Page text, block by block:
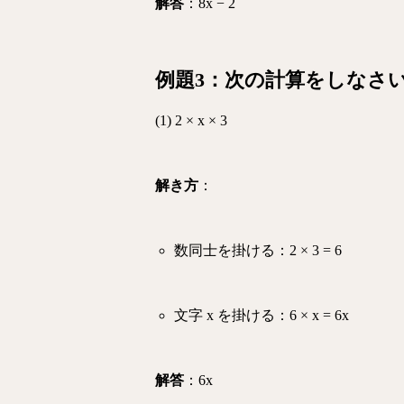
解答 ： 8x − 2
例題3：次の計算をしなさ
(1) 2 × x × 3
解き方 ：
数同士を掛ける：2 × 3 = 6
文字 x を掛ける：6 × x = 6x
解答 ：6x